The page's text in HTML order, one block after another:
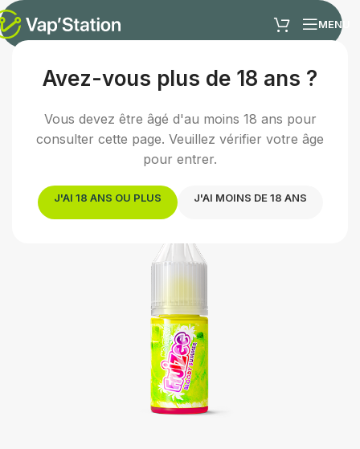
Avez-vous plus de 18 ans ?
Vous devez être âgé d'au moins 18 ans pour
consulter cette page. Veuillez vérifier votre âge
pour entrer.
J'AI 18 ANS OU PLUS J'AI MOINS DE 18 ANS
MENU
Accueil /E-liquides/E-liquide fruité